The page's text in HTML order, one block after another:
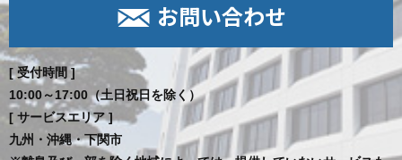
お問い合わせ
[ 受付時間 ]
10:00～17:00（土日祝日を除く）
[ サービスエリア ]
九州・沖縄・下関市